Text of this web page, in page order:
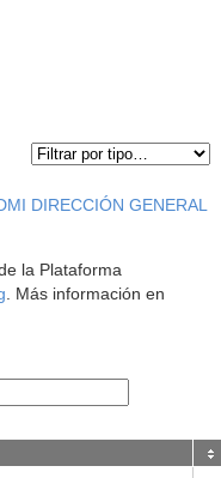
DIRECCIÓN GENERAL
la Plataforma
. Más información en